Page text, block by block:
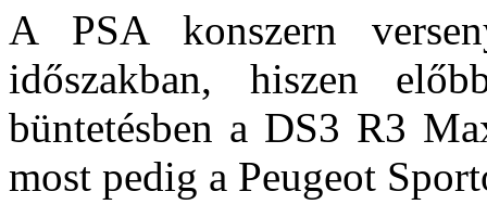
A PSA konszern
időszakban, hiszen
büntetésben a DS3 R3
most pedig a Peugeot